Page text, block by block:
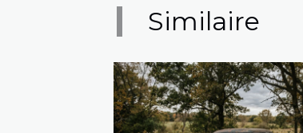
Similaire